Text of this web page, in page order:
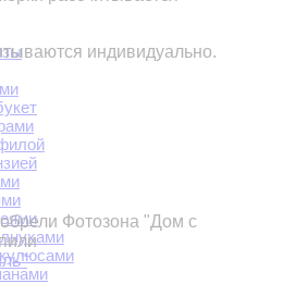
индивидуально.
Фотозона "Дом с